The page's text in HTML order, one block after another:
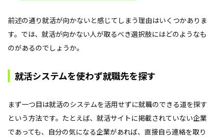
前述の通り就活が向かないと感じてしまう理由はいくつかありま
す。では、就活が向かない人が取るべき選択肢にはどのようなも
のがあるのでしょうか。
就活システムを使わず就職先を探す
まず一つ目は就活のシステムを活用せずに就職のできる道を探す
という方法です。たとえば、就活サイトに掲載されていない企業
であっても、自分の気になる企業があれば、直接自ら連絡を取り